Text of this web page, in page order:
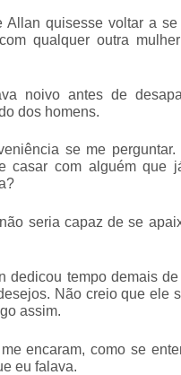
quisesse voltar a se
qualquer outra
noivo antes de
dos homens.
se me
casar com alguém que
seria capaz de se
dedicou tempo demais de
Não creio que ele
assim.
encaram, como se
eu falava.